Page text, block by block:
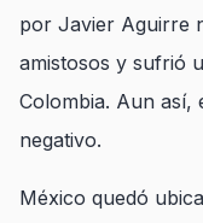
por Javier Aguirre
amistosos y sufrió
Colombia. Aun así,
negativo.
México quedó